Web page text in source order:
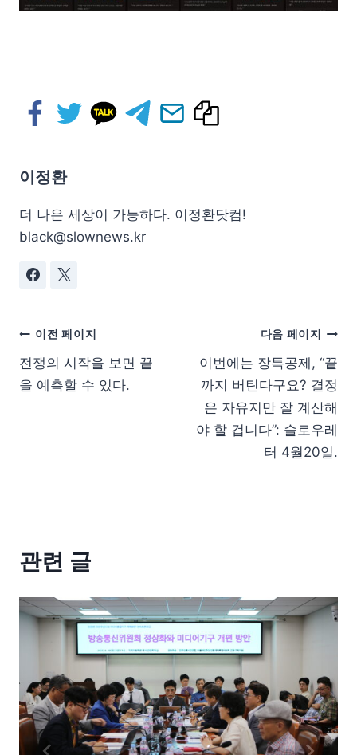
이정환
더 나은 세상이 가능하다. 이정환닷컴!
black@slownews.kr
이전 페이지
전쟁의 시작을 보면 끝
을 예측할 수 있다.
다음 페이지
이번에는 장특공제, “끝
까지 버틴다구요? 결정
은 자유지만 잘 계산해
야 할 겁니다”: 슬로우레
터 4월20일.
관련 글